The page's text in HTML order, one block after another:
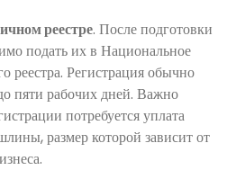
реестре. После подготовки
подать их в Национальное
реестра. Регистрация обычно
пяти рабочих дней. Важно
потребуется уплата
размер которой зависит от